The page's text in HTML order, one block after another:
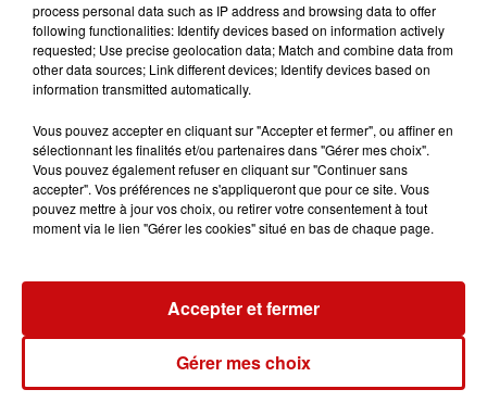
Dans le journal de 9h, ce matin,Pascal vous a proposé
sa sélectionpour cette soirée festive. Vous pouvez la
réécouter ci-dessous !
process personal data such as IP address and browsing data to offer
following functionalities: Identify devices based on information actively
requested; Use precise geolocation data; Match and combine data from
other data sources; Link different devices; Identify devices based on
information transmitted automatically.
Vous pouvez accepter en cliquant sur "Accepter et fermer", ou affiner en
sélectionnant les finalités et/ou partenaires dans "Gérer mes choix".
Vous pouvez également refuser en cliquant sur "Continuer sans
accepter". Vos préférences ne s'appliqueront que pour ce site. Vous
pouvez mettre à jour vos choix, ou retirer votre consentement à tout
moment via le lien "Gérer les cookies" situé en bas de chaque page.
Gérer mes choix
Accepter et fermer